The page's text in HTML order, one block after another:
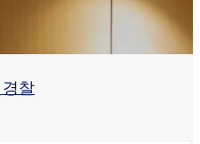
찰